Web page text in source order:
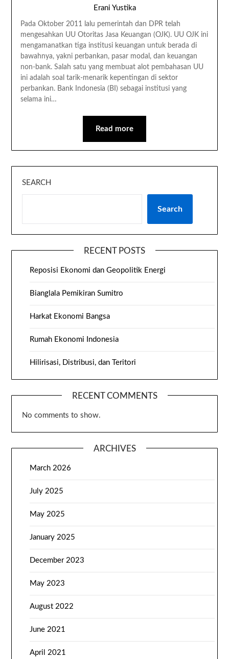
Erani Yustika
Pada Oktober 2011 lalu pemerintah dan DPR telah
mengesahkan UU Otoritas Jasa Keuangan (OJK). UU OJK ini
mengamanatkan tiga institusi keuangan untuk berada di
bawahnya, yakni perbankan, pasar modal, dan keuangan
non-bank. Salah satu yang membuat alot pembahasan UU
ini adalah soal tarik-menarik kepentingan di sektor
perbankan. Bank Indonesia (BI) sebagai institusi yang
selama ini…
Read more
SEARCH
Search
RECENT POSTS
Reposisi Ekonomi dan Geopolitik Energi
Bianglala Pemikiran Sumitro
Harkat Ekonomi Bangsa
Rumah Ekonomi Indonesia
Hilirisasi, Distribusi, dan Teritori
RECENT COMMENTS
No comments to show.
ARCHIVES
March 2026
July 2025
May 2025
January 2025
December 2023
May 2023
August 2022
June 2021
April 2021